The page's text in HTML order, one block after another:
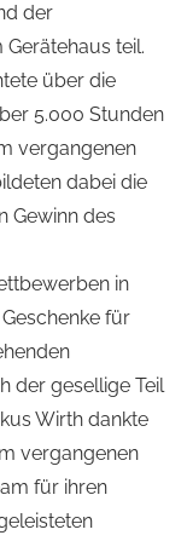
der
teil.
über die
5.000 Stunden
vergangenen
dabei die
Gewinn des
in
für
der gesellige Teil
Wirth dankte
vergangenen
für ihren